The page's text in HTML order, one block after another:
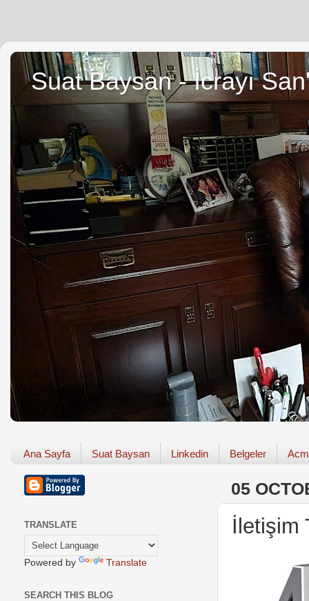
Suat Baysan - İcrayı
Ana Sayfa Suat Baysan Linkedin Belgeler
05
İletişim
TRANSLATE
Powered by Translate
SEARCH THIS BLOG